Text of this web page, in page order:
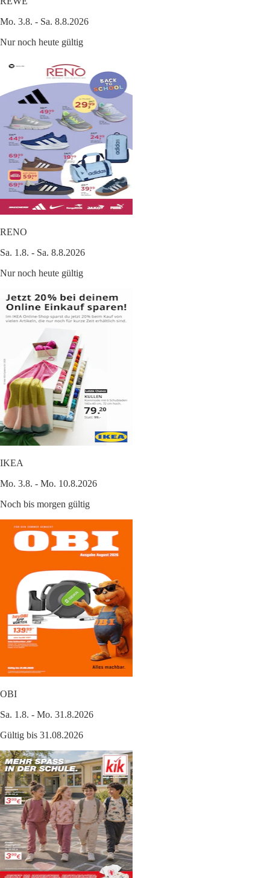
Mo. 3.8. - Sa. 8.8.2026
Nur noch heute gültig
RENO
Sa. 1.8. - Sa. 8.8.2026
Nur noch heute gültig
IKEA
Mo. 3.8. - Mo. 10.8.2026
Noch bis morgen gültig
OBI
Sa. 1.8. - Mo. 31.8.2026
Gültig bis 31.08.2026